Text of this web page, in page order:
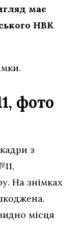
має
НВК
фото
з
На знімках
місця